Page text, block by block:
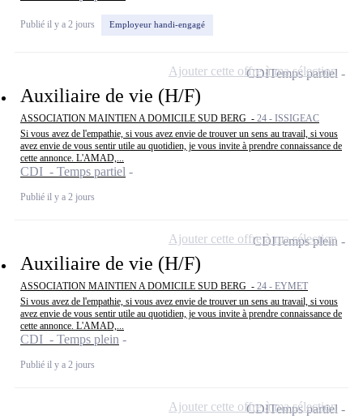
Publié il y a 2 jours Employeur handi-engagé
Auxiliaire de vie (H/F)
ASSOCIATION MAINTIEN A DOMICILE SUD BERG - 24 - ISSIGEAC
Si vous avez de l'empathie, si vous avez envie de trouver un sens au travail, si vous
avez envie de vous sentir utile au quotidien, je vous invite à prendre connaissance de
cette annonce. L'AMAD,...
CDI - Temps partiel
Publié il y a 2 jours
CDITemps partiel
Ajouter cette offre à ma sélection
Auxiliaire de vie (H/F)
ASSOCIATION MAINTIEN A DOMICILE SUD BERG - 24 - EYMET
Si vous avez de l'empathie, si vous avez envie de trouver un sens au travail, si vous
avez envie de vous sentir utile au quotidien, je vous invite à prendre connaissance de
cette annonce. L'AMAD,...
CDI - Temps plein
Publié il y a 2 jours
CDITemps plein
Ajouter cette offre à ma sélection
CDITemps partiel
Ajouter cette offre à ma sélection